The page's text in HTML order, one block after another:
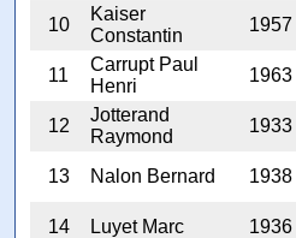
10
Kaiser
Constantin
1957
11
Carrupt Paul
Henri
1963
12
Jotterand
Raymond
1933
13
Nalon Bernard 1938
14
Luyet Marc 1936